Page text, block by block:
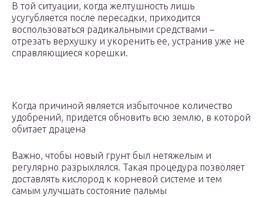
В той ситуации, когда желтушность лишь
усугубляется после пересадки, приходится
воспользоваться радикальными средствами –
отрезать верхушку и укоренить ее, устранив уже не
справляющиеся корешки.
Когда причиной является избыточное количество
удобрений, придется обновить всю землю, в которой
обитает драцена
Важно, чтобы новый грунт был нетяжелым и
регулярно разрыхлялся. Такая процедура позволяет
доставлять кислород к корневой системе и тем
самым улучшать состояние пальмы